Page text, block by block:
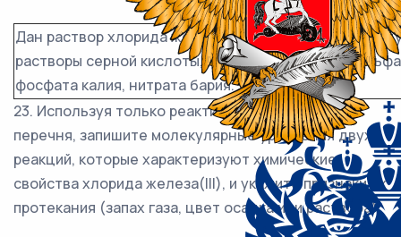
Дан раствор хлорида железа(III), а также набор
растворы серной кислоты, гидроксида натрия,
фосфата калия, нитрата бария.
23. Используя только реактивы из приведённого
перечня, запишите молекулярные уравнения двух
реакций, которые характеризуют химические
свойства хлорида железа(III), и укажите признаки их
протекания (запах газа, цвет осадка или раствора).